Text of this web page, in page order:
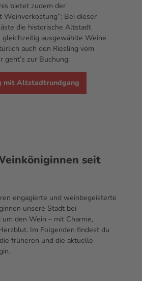
bietet zudem der
Weinverkostung“: Bei dieser
die historische Altstadt
ausgewählte Weine
auch den Riesling vom
geht’s zur Buchung:
mit Altstadtrundgang
seit
engagierte und weinbegeisterte
unsere Stadt bei
den Wein – mit Charme,
Im Folgenden findest du
früheren und die aktuelle